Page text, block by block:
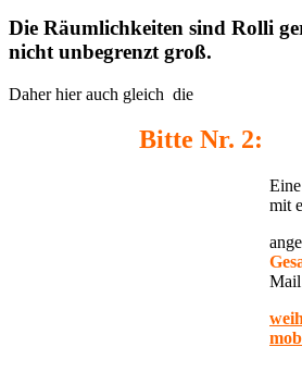
Die Räumlichkeiten sind Rolli
nicht unbegrenzt groß.
Daher hier auch gleich die
Bitte Nr. 2:
Eine
mit
Mail